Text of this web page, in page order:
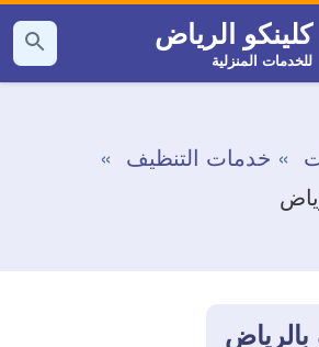
كلينكو الرياض
للخدمات المنزلية
بحث
عن
خدمات التنظيف